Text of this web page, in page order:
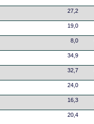
27,2
19,0
8,0
34,9
32,7
24,0
16,3
20,4